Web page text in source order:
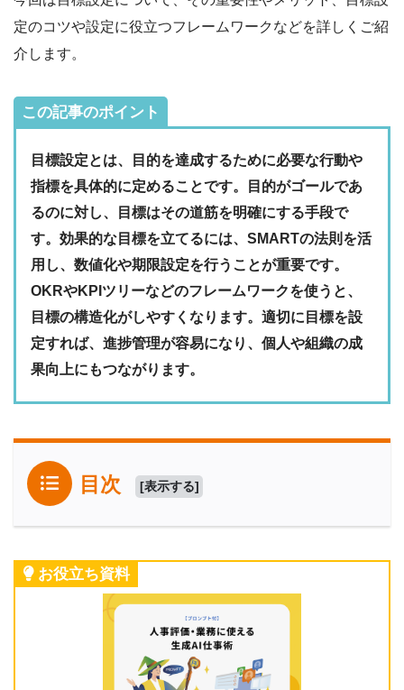
定のコツや設定に役立つフレームワークなどを詳しくご紹
介します。
この記事のポイント
目標設定とは、目的を達成するために必要な行動や
指標を具体的に定めることです。目的がゴールであ
るのに対し、目標はその道筋を明確にする手段で
す。効果的な目標を立てるには、SMARTの法則を活
用し、数値化や期限設定を行うことが重要です。
OKRやKPIツリーなどのフレームワークを使うと、
目標の構造化がしやすくなります。適切に目標を設
定すれば、進捗管理が容易になり、個人や組織の成
果向上にもつながります。
目次 [表示する]
お役立ち資料